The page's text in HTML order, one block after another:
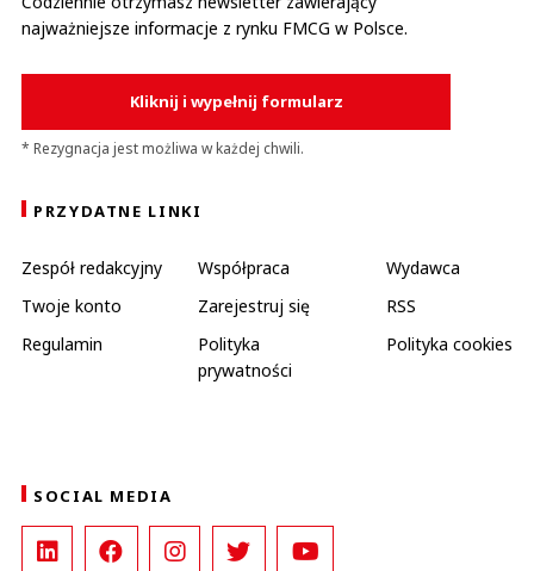
najważniejsze informacje z rynku FMCG w Polsce.
Kliknij i wypełnij formularz
* Rezygnacja jest możliwa w każdej chwili.
PRZYDATNE LINKI
Zespół redakcyjny Współpraca
Wydawca
Twoje konto
Zarejestruj się
RSS
Regulamin
Polityka
prywatności
Polityka cookies
SOCIAL MEDIA